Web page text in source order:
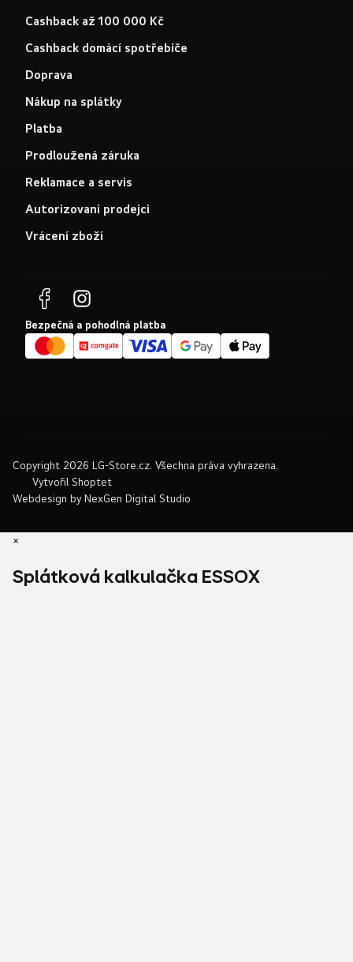
Cashback až 100 000 Kč
Cashback domácí spotřebiče
Doprava
Nákup na splátky
Platba
Prodloužená záruka
Reklamace a servis
Autorizovaní prodejci
Vrácení zboží
Bezpečná a pohodlná platba
Webdesign by NexGen Digital Studio
Vytvořil Shoptet
Copyright 2026 LG-Store.cz . Všechna práva vyhrazena.
×
Splátková kalkulačka ESSOX